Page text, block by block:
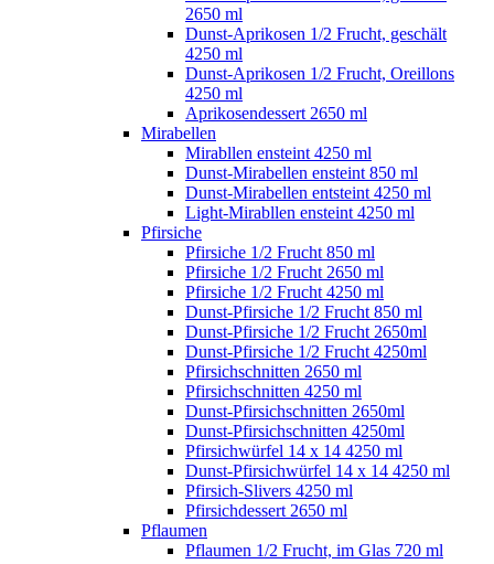
2650 ml
Dunst-Aprikosen 1/2 Frucht, geschält
4250 ml
Dunst-Aprikosen 1/2 Frucht, Oreillons
4250 ml
Aprikosendessert 2650 ml
Mirabellen
Mirabllen ensteint 4250 ml
Dunst-Mirabellen ensteint 850 ml
Dunst-Mirabellen entsteint 4250 ml
Light-Mirabllen ensteint 4250 ml
Pfirsiche
Pfirsiche 1/2 Frucht 850 ml
Pfirsiche 1/2 Frucht 2650 ml
Pfirsiche 1/2 Frucht 4250 ml
Dunst-Pfirsiche 1/2 Frucht 850 ml
Dunst-Pfirsiche 1/2 Frucht 2650ml
Dunst-Pfirsiche 1/2 Frucht 4250ml
Pfirsichschnitten 2650 ml
Pfirsichschnitten 4250 ml
Dunst-Pfirsichschnitten 2650ml
Dunst-Pfirsichschnitten 4250ml
Pfirsichwürfel 14 x 14 4250 ml
Dunst-Pfirsichwürfel 14 x 14 4250 ml
Pfirsich-Slivers 4250 ml
Pfirsichdessert 2650 ml
Pflaumen
Pflaumen 1/2 Frucht, im Glas 720 ml